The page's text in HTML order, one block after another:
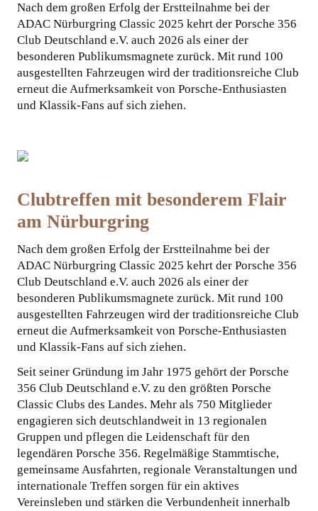
KOOPERATIONEN
Nach dem großen Erfolg der Erstteilnahme bei der
ADAC Nürburgring Classic 2025 kehrt der Porsche 356
Club Deutschland e.V. auch 2026 als einer der
besonderen Publikumsmagnete zurück. Mit rund 100
ausgestellten Fahrzeugen wird der traditionsreiche Club
erneut die Aufmerksamkeit von Porsche-Enthusiasten
und Klassik-Fans auf sich ziehen.
Clubtreffen mit besonderem Flair
am Nürburgring
Nach dem großen Erfolg der Erstteilnahme bei der
ADAC Nürburgring Classic 2025 kehrt der Porsche 356
Club Deutschland e.V. auch 2026 als einer der
besonderen Publikumsmagnete zurück. Mit rund 100
ausgestellten Fahrzeugen wird der traditionsreiche Club
erneut die Aufmerksamkeit von Porsche-Enthusiasten
und Klassik-Fans auf sich ziehen.
Seit seiner Gründung im Jahr 1975 gehört der Porsche
356 Club Deutschland e.V. zu den größten Porsche
Classic Clubs des Landes. Mehr als 750 Mitglieder
engagieren sich deutschlandweit in 13 regionalen
Gruppen und pflegen die Leidenschaft für den
legendären Porsche 356. Regelmäßige Stammtische,
gemeinsame Ausfahrten, regionale Veranstaltungen und
internationale Treffen sorgen für ein aktives
Vereinsleben und stärken die Verbundenheit innerhalb